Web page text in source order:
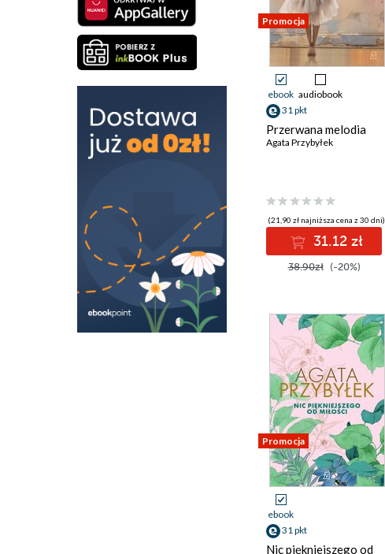
Promocja
ebook audiobook
31 pkt
Przerwana melodia
Agata Przybyłek
(21,90 zł najniższa cena z 30 dni)
31.12 zł
38.90zł (-20%)
Promocja
ebook
31 pkt
Nic piękniejszego od